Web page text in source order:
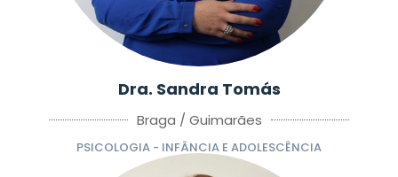
Dra. Sandra Tomás
Braga / Guimarães
PSICOLOGIA - INFÂNCIA E ADOLESCÊNCIA